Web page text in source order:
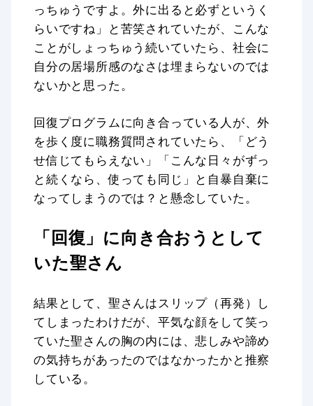
っちゅうですよ。外に出ると必ずというく
らいですね」と苦笑されていたが、こんな
ことがしょっちゅう続いていたら、社会に
自分の居場所感のなさは埋まらないのでは
ないかと思った。
回復プログラムに向き合っている人が、外
を歩く度に職務質問されていたら、「どう
せ信じてもらえない」「こんな日々がずっ
と続くなら、使っても同じ」と自暴自棄に
なってしまうのでは？と懸念していた。
「回復」に向き合おうとして
いた聖さん
結果として、聖さんはスリップ（再発）し
てしまったわけだが、平気な顔をして笑っ
ていた聖さんの胸の内には、悲しみや諦め
の気持ちがあったのではなかったかと推察
している。